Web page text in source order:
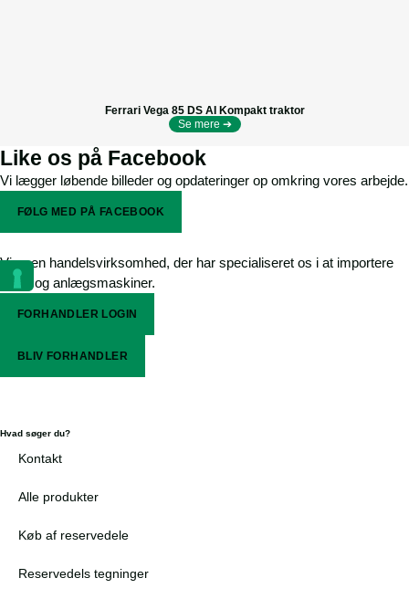
Ferrari Vega 85 DS AI Kompakt traktor
Se mere ➔
Like os på Facebook
Vi lægger løbende billeder og opdateringer op omkring vores arbejde.
FØLG MED PÅ FACEBOOK
Vi er en handelsvirksomhed, der har specialiseret os i at importere
park- og anlægsmaskiner.
FORHANDLER LOGIN
BLIV FORHANDLER
Hvad søger du?
Kontakt
Alle produkter
Køb af reservedele
Reservedels tegninger